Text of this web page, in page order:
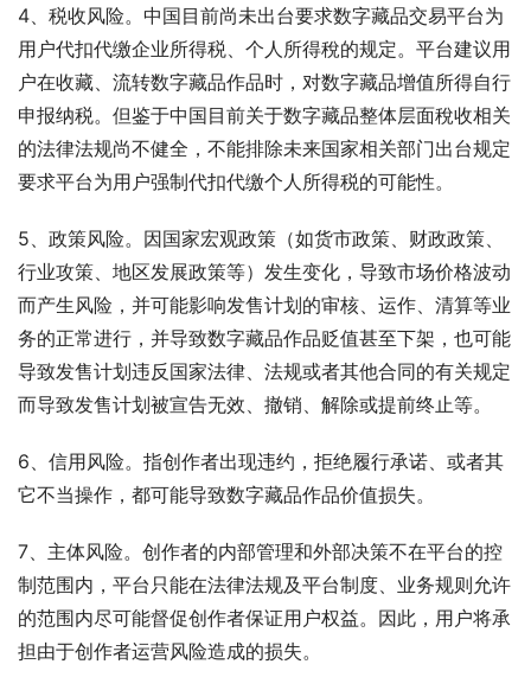
4、税收风险。中国目前尚未出台要求数字藏品交易平台为
用户代扣代缴企业所得税、个人所得稅的规定。平台建议用
户在收藏、流转数字藏品作品时，对数字藏品增值所得自行
申报纳税。但鉴于中国目前关于数字藏品整体层面稅收相关
的法律法规尚不健全，不能排除未来国家相关部门出台规定
要求平台为用户强制代扣代缴个人所得税的可能性。
5、政策风险。因国家宏观政策（如货市政策、财政政策、
行业攻策、地区发展政策等）发生变化，导致市场价格波动
而产生风险，并可能影响发售计划的审核、运作、清算等业
务的正常进行，并导致数字藏品作品贬值甚至下架，也可能
导致发售计划违反国家法律、法规或者其他合同的有关规定
而导致发售计划被宣告无效、撤销、解除或提前终止等。
6、信用风险。指创作者出现违约，拒绝履行承诺、或者其
它不当操作，都可能导致数字藏品作品价值损失。
7、主体风险。创作者的内部管理和外部决策不在平台的控
制范围内，平台只能在法律法规及平台制度、业务规则允许
的范围内尽可能督促创作者保证用户权益。因此，用户将承
担由于创作者运营风险造成的损失。